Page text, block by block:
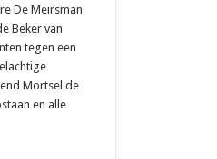
De Meirsman
Beker van
tegen een
Mortsel de
en alle